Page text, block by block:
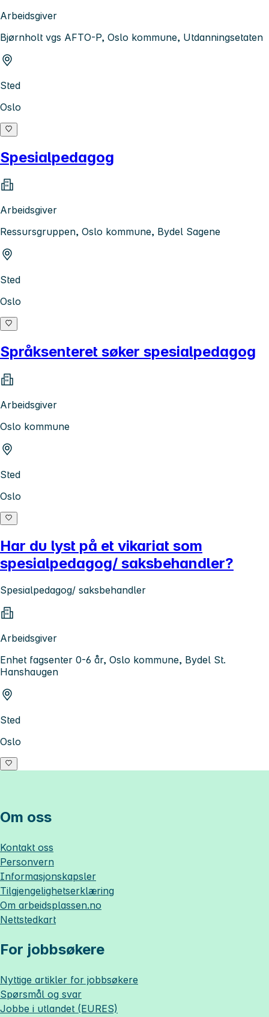
Arbeidsgiver
Bjørnholt vgs AFTO-P, Oslo kommune, Utdanningsetaten
Sted
Oslo
Spesialpedagog
Arbeidsgiver
Ressursgruppen, Oslo kommune, Bydel Sagene
Sted
Oslo
Språksenteret søker spesialpedagog
Arbeidsgiver
Oslo kommune
Sted
Oslo
Har du lyst på et vikariat som
spesialpedagog/ saksbehandler?
Spesialpedagog/ saksbehandler
Arbeidsgiver
Enhet fagsenter 0-6 år, Oslo kommune, Bydel St.
Hanshaugen
Sted
Oslo
Om oss
Kontakt oss
Personvern
Informasjonskapsler
Tilgjengelighetserklæring
Om arbeidsplassen.no
Nettstedkart
For jobbsøkere
Nyttige artikler for jobbsøkere
Spørsmål og svar
Jobbe i utlandet (EURES)